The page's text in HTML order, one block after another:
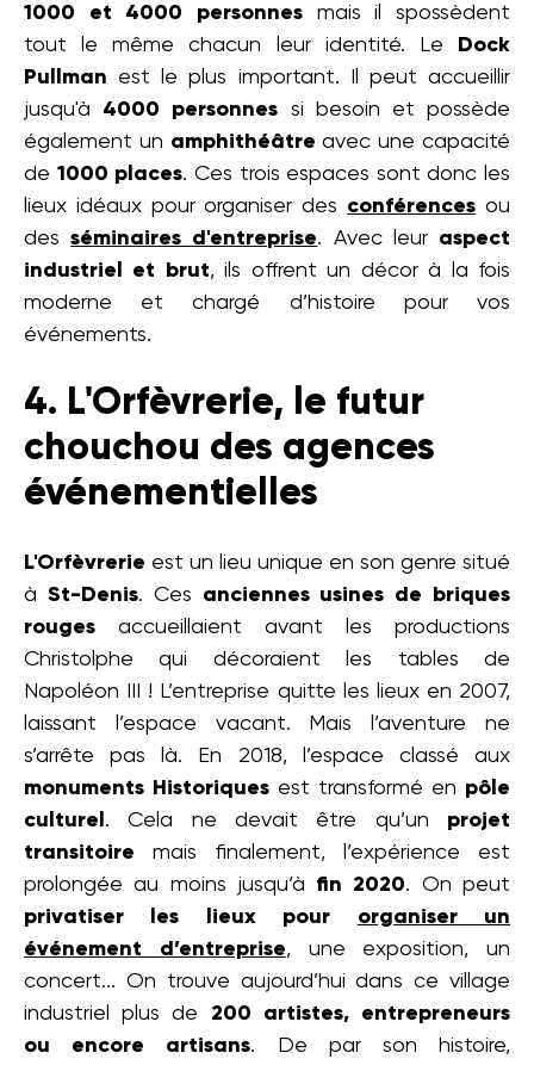
1000 et 4000 personnes mais il spossèdent
tout le même chacun leur identité. Le
Dock
Pullman est le plus important. Il peut accueillir
jusqu'à 4000 personnes si besoin et possède
également un amphithéâtre avec une capacité
de 1000 places. Ces trois espaces sont donc les
lieux idéaux pour organiser des conférences ou
desséminaires d'entreprise. Avec leur aspect
industriel et brut, ils offrent un décor à la fois
moderne et chargé d’histoire pour vos
événements.
4. L'Orfèvrerie, le futur
chouchou des agences
événementielles
L'Orfèvrerie est un lieu unique en son genre situé
à St-Denis. Ces anciennes usines de briques
rouges accueillaient avant les productions
Christolphe qui décoraient les tables de
Napoléon III ! L’entreprise quitte les lieux en 2007,
laissant l’espace vacant. Mais l’aventure ne
s’arrête pas là. En 2018, l’espace classé aux
monuments Historiques est transformé en pôle
culturel . Cela ne devait être qu’un projet
transitoire mais finalement, l’expérience est
prolongée au moins jusqu’à fin 2020. On peut
privatiser les lieux pour organiser un
événement d’entreprise, une exposition, un
concert... On trouve aujourd’hui dans ce village
industriel plus de 200 artistes, entrepreneurs
ou encore artisans. De par son histoire,